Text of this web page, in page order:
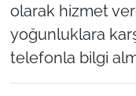
olarak hizmet
yoğunluklara
telefonla bilgi